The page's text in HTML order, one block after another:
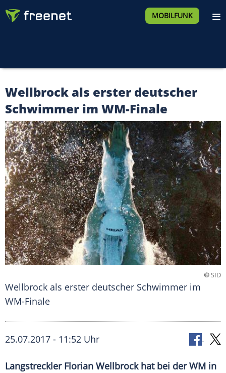
MOBILFUNK
Wellbrock als erster deutscher
Schwimmer im WM-Finale
©SID
Wellbrock als erster deutscher Schwimmer im
WM-Finale
25.07.2017 - 11:52 Uhr
Langstreckler Florian Wellbrock hat bei der WM in